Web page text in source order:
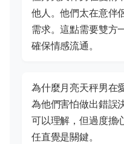
他人。他們太在意伴
需求。這點需要雙方
確保情感流通。
為什麼月亮天秤男在
為他們害怕做出錯誤
可以理解，但過度擔
任直覺是關鍵。